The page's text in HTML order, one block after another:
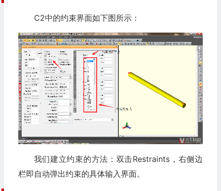
C2中的约束界面如下图所示：
我们建立约束的方法：双击Restraints，右侧边
栏即自动弹出约束的具体输入界面。